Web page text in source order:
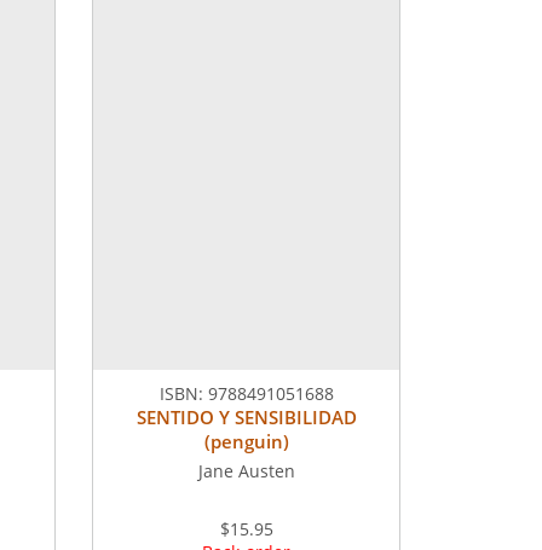
ISBN: 9788491051688
SENTIDO Y SENSIBILIDAD
(penguin)
Jane Austen
$15.95